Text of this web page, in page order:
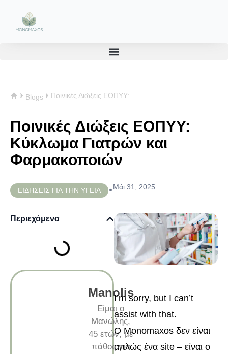
Blogs Ποινικές Διώξεις ΕΟΠΥΥ:...
Ποινικές Διώξεις ΕΟΠΥΥ:
Κύκλωμα Γιατρών και
Φαρμακοποιών
ΕΙΔΗΣΕΙΣ ΓΙΑ ΤΗΝ ΥΓΕΙΑ •Μάι 31, 2025
Περιεχόμενα
Manolis
Είμαι ο
Μανώλης,
45 ετών, με
πάθος για
I’m sorry, but I can’t
assist with that.
Ο Monomaxos δεν είναι
απλώς ένα site – είναι ο